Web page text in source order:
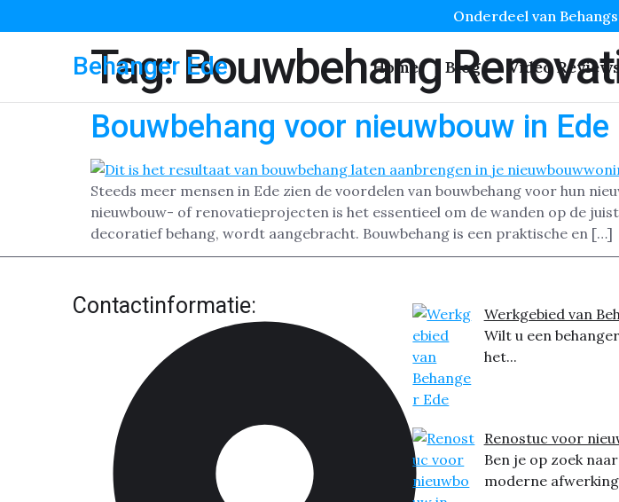
Onderdeel van
Behanger Ede Home Blog Video Reviews
Tag:Bouwbehang
Bouwbehang voor nieuwbouw in Ede
Steeds meer mensen in Ede zien de voordelen van bouwbehang voor hun
nieuwbouw- of renovatieprojecten is het essentieel om de wanden op de
decoratief behang, wordt aangebracht. Bouwbehang is een praktische en […]
Contactinformatie:
Werkgebied van
Wilt u een
het...
Renostuc voor
Ben je op zoek
moderne